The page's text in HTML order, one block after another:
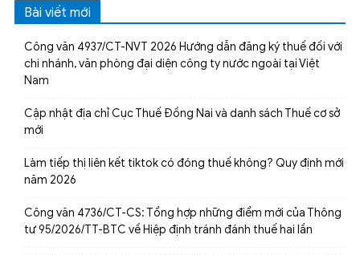
Bài viết mới
Công văn 4937/CT-NVT 2026 Hướng dẫn đăng ký thuế đối với
chi nhánh, văn phòng đại diện công ty nước ngoài tại Việt
Nam
Cập nhật địa chỉ Cục Thuế Đồng Nai và danh sách Thuế cơ sở
mới
Làm tiếp thị liên kết tiktok có đóng thuế không? Quy định mới
năm 2026
Công văn 4736/CT-CS: Tổng hợp những điểm mới của Thông
tư 95/2026/TT-BTC về Hiệp định tránh đánh thuế hai lần